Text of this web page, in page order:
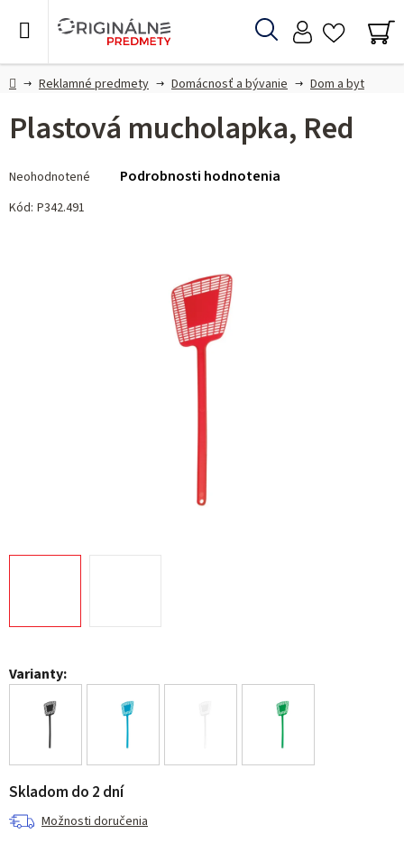
Hľadať
DomovReklamné predmety Domácnosť a bývanie Dom a byt
Varianty:
Skladom do 2 dní
Možnosti doručenia
Plastová mucholapka, Red
hodnotenie
produktu
Neohodnotené Podrobnosti hodnotenia
Kód: P342.491